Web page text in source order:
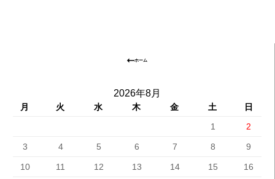
ホーム
2026年8月
月 火 水 木 金 土
日
1
2
3 4 5 6 7 8 9
10 11 12 13 14 15 16